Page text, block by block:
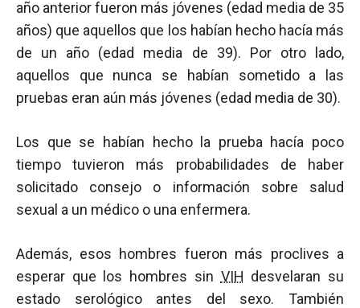
año anterior fueron más jóvenes (edad media de 35
años) que aquellos que los habían hecho hacía más
de un año (edad media de 39). Por otro lado,
aquellos que nunca se habían sometido a las
pruebas eran aún más jóvenes (edad media de 30).
Los que se habían hecho la prueba hacía poco
tiempo tuvieron más probabilidades de haber
solicitado consejo o información sobre salud
sexual a un médico o una enfermera.
Además, esos hombres fueron más proclives a
esperar que los hombres sin VIH desvelaran su
estado serológico antes del sexo. También